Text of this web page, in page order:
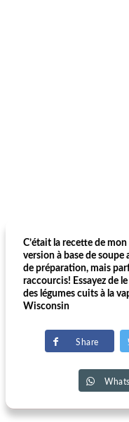
C’était la recette de
version à base de
de préparation, mais
raccourcis! Essayez de
des légumes cuits à la
Wisconsin
Share